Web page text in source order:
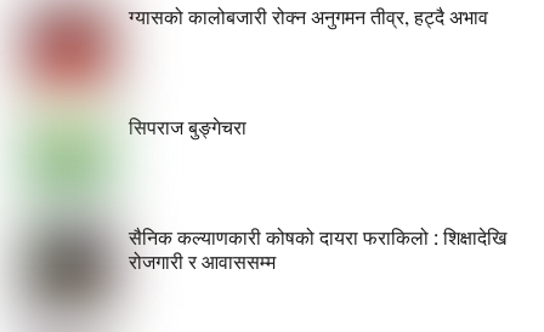
ग्यासको कालोबजारी रोक्न अनुगमन तीव्र, हट्दै अभाव
सिपराज बुङ्गेचरा
सैनिक कल्याणकारी कोषको दायरा फराकिलो : शिक्षादेखि
रोजगारी र आवाससम्म